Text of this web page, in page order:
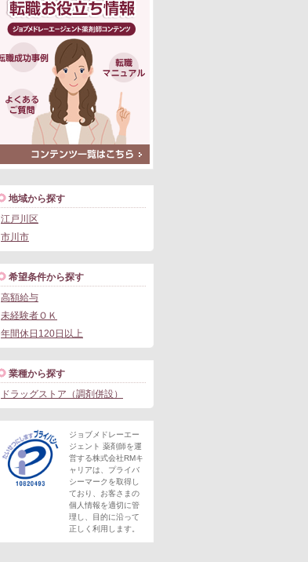
地域から探す
江戸川区
市川市
希望条件から探す
高額給与
未経験者ＯＫ
年間休日120日以上
業種から探す
ドラッグストア（調剤併設）
ジョブメドレーエー
ジェント 薬剤師を運
営する株式会社RMキ
ャリアは、プライバ
シーマークを取得し
ており、お客さまの
個人情報を適切に管
理し、目的に沿って
正しく利用します。